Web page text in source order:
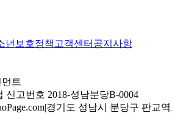
년보호정책 고객센터 공지사항
트
신고번호 2018-성남분당B-0004
|경기도 성남시 분당구 판교